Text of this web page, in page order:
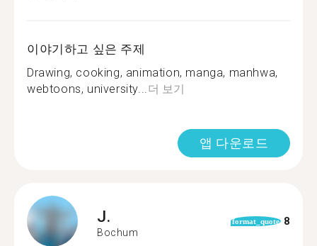
이야기하고 싶은 주제
Drawing, cooking, animation, manga, manhwa,
webtoons, university...더 보기
앱 다운로드
J.
Bochum
format_quote 8